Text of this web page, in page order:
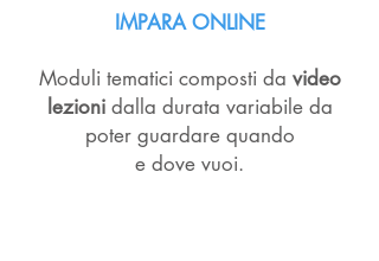
IMPARA ONLINE
Moduli tematici composti da video
lezionidalla durata variabile da
poter guardare quando
e dove vuoi.